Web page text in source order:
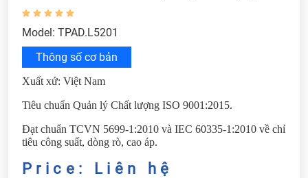
Model: TPAD.L5201
Thông số cơ bản
Xuất xứ: Việt Nam
Tiêu chuẩn Quản lý Chất lượng ISO 9001:2015.
Đạt chuẩn TCVN 5699-1:2010 và IEC 60335-1:2010 về chỉ
tiêu công suất, dòng rò, cao áp.
Price: Liên hệ